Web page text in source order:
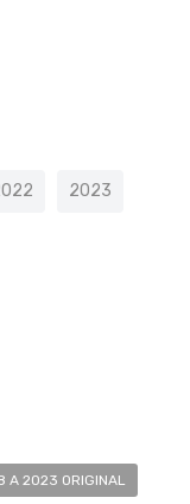
2023
A 2023 ORIGINAL